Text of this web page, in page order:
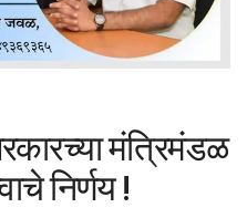
मंत्रिमंडळ
निर्णय !